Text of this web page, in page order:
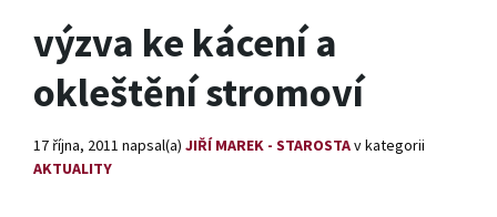
výzva ke kácení a
okleštění stromoví
17 října, 2011 napsal(a) JIŘÍ MAREK - STAROSTAv kategorii
AKTUALITY